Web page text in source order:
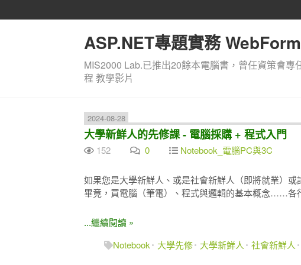
ASP.NET專題實務
MIS2000 Lab.已推出20餘本電腦書，曾任資策會
程 教學影片
2024-08-28
大學新鮮人的先修課 - 電腦採購 + 程式入門
152 0 Notebook_電腦PC與3C
如果您是大學新鮮人、或是社會新鮮人（即將就業）或
畢竟，買電腦（筆電）、程式與邏輯的基本概念……各
...繼續閱讀 »
Notebook
大學先修 大學新鮮人 社會新鮮人